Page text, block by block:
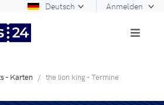
Deutsch Anmelden
- Karten the lion king - Termine